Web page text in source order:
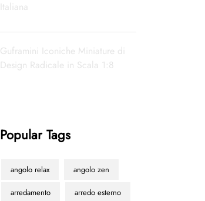
Italiana
Guframini Iconiche Miniature di
Design Radicale in Scala 1:8
Popular Tags
angolo relax angolo zen
arredamento arredo esterno